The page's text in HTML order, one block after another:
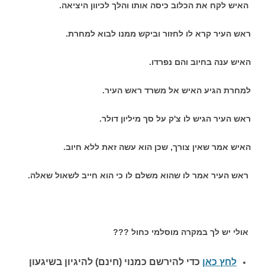
האיש לקח את הכלוב כיסה אותו והלך לכיוון היציאה.
ראש העיר קרא לו לחזור וביקש ממנו לבוא למחרת.
האיש ענה בחיוב והם נפרדו.
למחרת הגיע האיש אל משרד ראש העיר.
ראש העיר הגיש לו צ'ק על סך מיליון דולר.
האיש אמר שאין צורך, שכן הוא עשה זאת ללא חיוב.
ראש העיר אמר לו שהוא משלם לו כי הוא חייב לשאול שאלה.
אולי יש לך במקרה מוסלמי כחול ???
לחץ כאן כדי להירשם כמנוי (חינם) להיגיון בשיגעון